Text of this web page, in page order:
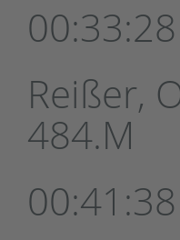
Reißer,
484.M